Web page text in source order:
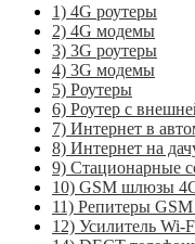
1) 4G роутеры
2) 4G модемы
3) 3G роутеры
4) 3G модемы
5) Роутеры
6) Роутер с
7) Интернет в
8) Интернет на
9) Стационарные
10) GSM шлюзы
11) Репитеры
12) Усилитель Wi-